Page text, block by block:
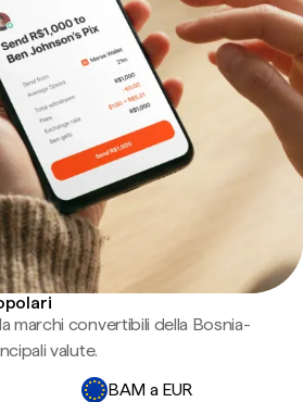
marchi convertibili della Bosnia-
valute.
BAM a EUR